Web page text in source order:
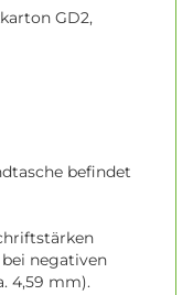
GD2,
befindet
negativen
4,59 mm).